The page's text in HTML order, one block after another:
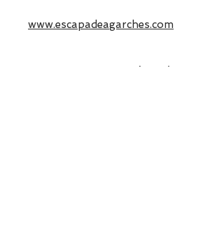
www.escapadeagarches.com
ESCAPADE est une boutique